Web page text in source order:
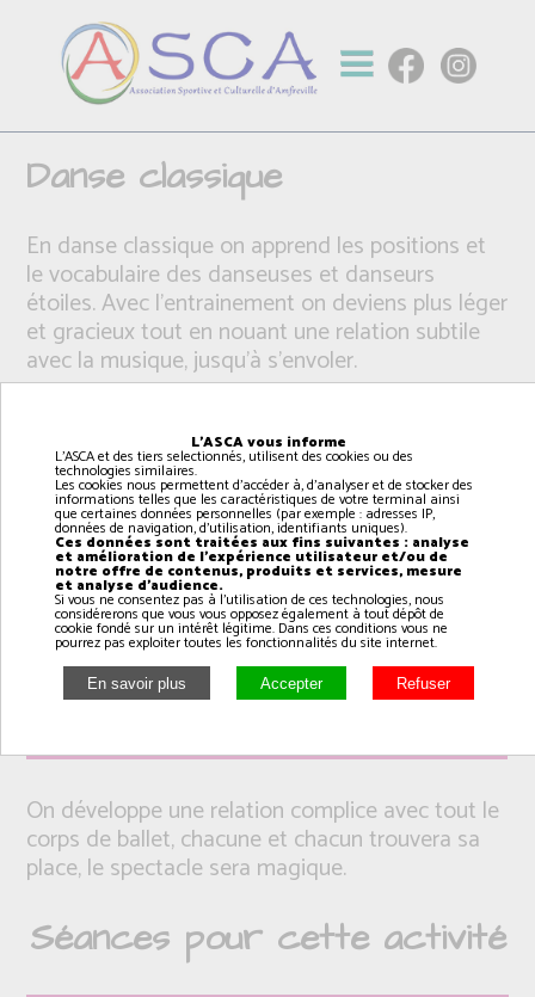
Danse classique
En danse classique on apprend les positions et
le vocabulaire des danseuses et danseurs
étoiles. Avec l'entrainement on deviens plus léger
et gracieux tout en nouant une relation subtile
avec la musique, jusqu'à s'envoler.
On développe une relation complice avec tout le
corps de ballet, chacune et chacun trouvera sa
place, le spectacle sera magique.
Séances pour cette activité
L'ASCA vous informe
L'ASCA et des tiers selectionnés, utilisent des cookies ou des
technologies similaires.
Les cookies nous permettent d'accéder à, d'analyser et de stocker des
informations telles que les caractéristiques de votre terminal ainsi
que certaines données personnelles (par exemple : adresses IP,
données de navigation, d'utilisation, identifiants uniques).
Ces données sont traitées aux fins suivantes : analyse
et amélioration de l'expérience utilisateur et/ou de
notre offre de contenus, produits et services, mesure
et analyse d'audience.
Si vous ne consentez pas à l'utilisation de ces technologies, nous
considérerons que vous vous opposez également à tout dépôt de
cookie fondé sur un intérêt légitime. Dans ces conditions vous ne
pourrez pas exploiter toutes les fonctionnalités du site internet.